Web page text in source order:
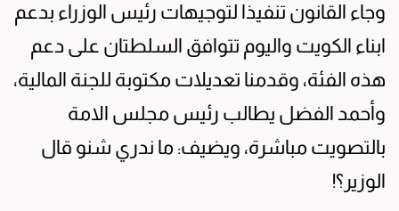
وجاء القانون تنفيذا لتوجيهات رئيس الوزراء بدعم
ابناء الكويت واليوم تتوافق السلطتان على دعم
هذه الفئة، وقدمنا تعديلات مكتوبة للجنة المالية،
وأحمد الفضل يطالب رئيس مجلس الامة
بالتصويت مباشرة، ويضيف: ما ندري شنو قال
الوزير؟!